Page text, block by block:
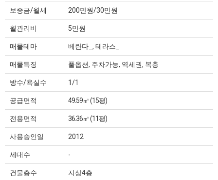
보증금/월세 200만원/30만원
월관리비 5만원
매물테마 베란다_, 테라스_
매물특징 풀옵션, 주차가능, 역세권, 복층
방수/욕실수 1/1
공급면적 49.59㎡ (15평)
전용면적 36.36㎡ (11평)
사용승인일 2012
세대수 -
건물층수 지상4층